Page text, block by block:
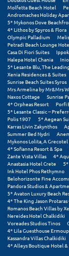
Molfetta Beach Hotel
Andromaches Holiday
5* Mykonos Dove
4* Lithos by Spyros & Flora
Olympic Palladium
Petradi Beach Lounge
Casa Di Fiori Suites
Halepa Hotel Chania
5* Lesante Blu, The
Xenia Residences & Suites
Sunrise Beach Suites Syros
Mrs Armelina by Mr&Mrs
Naxos Cottage
Sunrise
4* Orpheas Resort
Porfi
5* Lesante Classic –
Polis 1907
5* Aegean
Karras Livin Zakynthos
Summer Bed Nydri
Mykonos Lolita, A
4* Sofianna Resort & Spa
Zante Vista Villas
4*
Anastasia Hotel Crete
5*
Ink Hotel Phos Rethymno
Belohorizonte Fine
Pandora Studios &
5* Avaton Luxury Beach
4* The King Jason
Romanos Beach Villas by
Nereides Hotel Chalkidiki
Voreades Studios Tinos
4* Lila Guesthouse
Kassandra Villas Chalkidiki
4* Alleys Boutique Hotel &